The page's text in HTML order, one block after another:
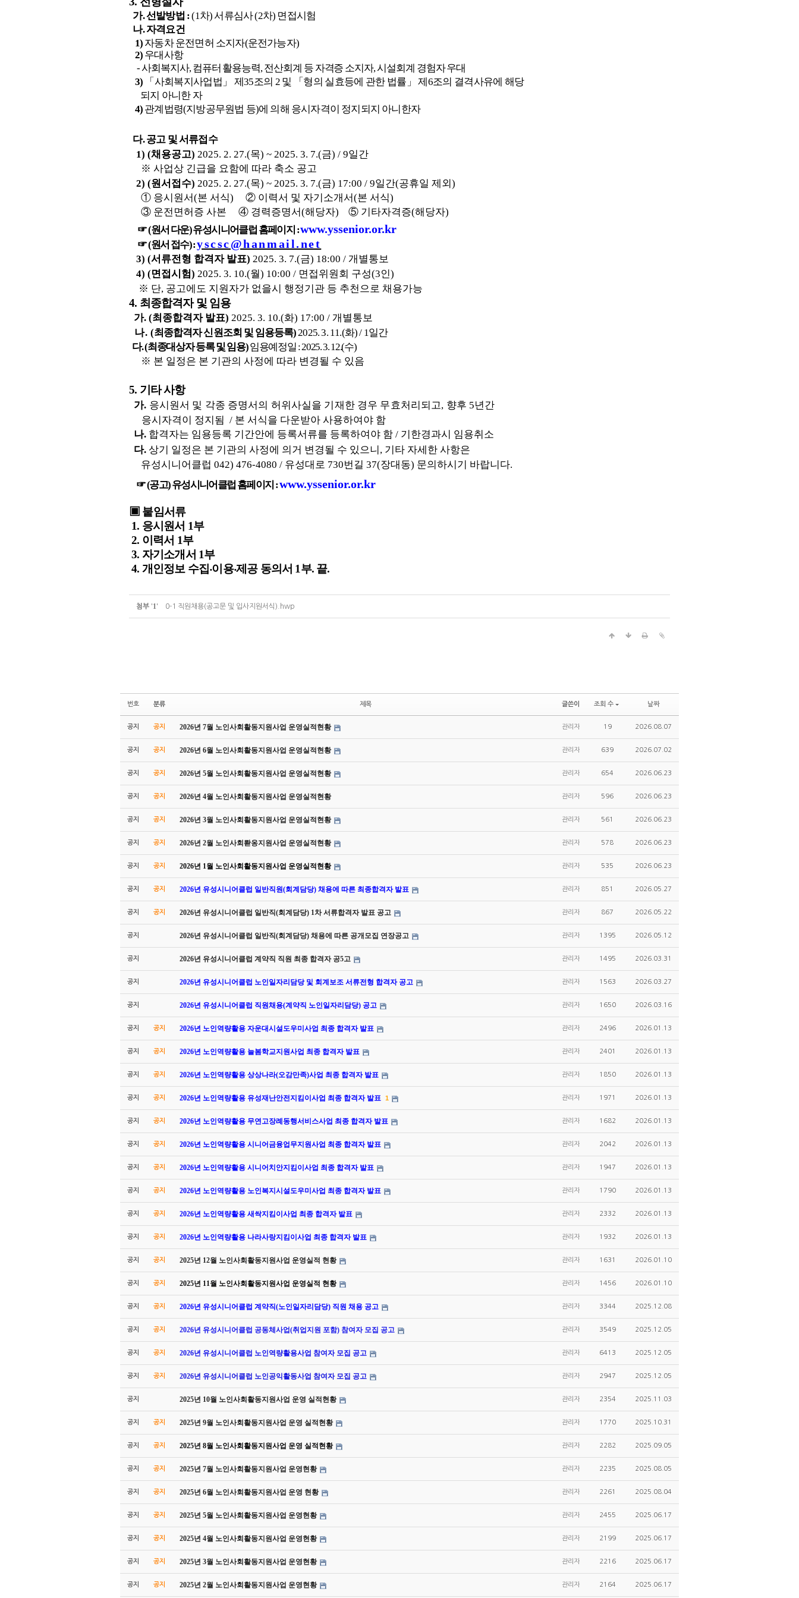
가.선발방법 :(1차) 서류심사(2차) 면접시험
나.자격요건
1) 자동차 운전면허 소지자(운전가능자)
2) 우대사항
-사회복지사,컴퓨터 활용능력,전산회계 등 자격증 소지자,시설회계 경험자 우대
3)
「 사회복지사업법 」 제35조의 2 및 「 형의 실효등에 관한 법률 」제6조의 결격사유에 해당
되지 아니한 자
4) 관계법령(지방공무원법 등)에 의해 응시자격이 정지되지 아니한자
다.공고 및 서류접수
1) (채용공고) 2025. 2. 27.(목) ~ 2025. 3. 7.(금) / 9일간
※ 사업상 긴급을 요함에 따라 축소 공고
2) (원서접수) 2025. 2. 27.(목) ~ 2025. 3. 7.(금) 17:00 / 9일간(공휴일 제외)
① 응시원서(본 서식) ② 이력서 및 자기소개서(본 서식)
③ 운전면허증 사본 ④ 경력증명서(해당자) ⑤ 기타자격증(해당자)
☞(원서 다운)유성시니어클럽 홈페이지 :www.yssenior.or.kr
☞(원서 접수) :yscsc@hanmail.net
3) (서류전형 합격자 발표) 2025. 3. 7.(금) 18:00 / 개별통보
4) (면접시험) 2025. 3. 10.(월) 10:00 / 면접위원회 구성(3인)
※ 단, 공고에도 지원자가 없을시 행정기관 등 추천으로 채용가능
4. 최종합격자 및 임용
가. (최종합격자 발표) 2025. 3. 10.(화) 17:00 / 개별통보
나. (최 종합격자 신원조회 및 임용등록)2025. 3. 11.(화) / 1일간
다. (최종대상자 등록 및 임용)임용예정일 : 2025. 3. 12.(수)
※ 본 일정은 본 기관의 사정에 따라 변경될 수 있음
5. 기타 사항
가. 응시원서 및 각종 증명서의 허위사실을 기재한 경우 무효처리되고, 향후 5년간
응시자격이 정지됨 / 본 서식을 다운받아 사용하여야 함
나. 합격자는 임용등록 기간안에 등록서류를 등록하여야 함 / 기한경과시 임용취소
다. 상기 일정은 본 기관의 사정에 의거 변경될 수 있으니 , 기타 자세한 사항은
유성시니어클럽 042) 476-4080 / 유성대로 730번길 37(장대동) 문의하시기 바랍니다.
☞(공고)유성시니어클럽 홈페이지 :www.yssenior.or.kr
▣ 붙임서류
1. 응시원서 1부
2. 이력서 1부
3. 자기소개서 1부
4. 개인정보 수집⸳이용⸳제공 동의서 1부. 끝.
첨부 '1' 0-1 직원채용(공고문 및 입사지원서식).hwp
번호 분류 제목 글쓴이 조회 수 날짜
공지 공지 2026년 7월 노인사회활동지원사업 운영실적현황 관리자 19 2026.08.07
공지 공지 2026년 6월 노인사회활동지원사업 운영실적현황 관리자 639 2026.07.02
공지 공지 2026년 5월 노인사회활동지원사업 운영실적현황 관리자 654 2026.06.23
공지 공지 2026년 4월 노인사회활동지원사업 운영실적현황 관리자 596 2026.06.23
공지 공지 2026년 3월 노인사회활동지원사업 운영실적현황 관리자 561 2026.06.23
공지 공지 2026년 2월 노인사회롿옹지원사업 운영실적현황 관리자 578 2026.06.23
공지 공지 2026년 1월 노인사회활동지원사업 운영실적현황 관리자 535 2026.06.23
공지 공지 2026년 유성시니어클럽 일반직원(회계담당) 채용에 따른 최종합격자 발표 관리자 851 2026.05.27
공지 공지 2026년 유성시니어클럽 일반직(회계담당) 1차 서류합격자 발표 공고 관리자 867 2026.05.22
공지 2026년 유성시니어클럽 일반직(회계담당) 채용에 따른 공개모집 연장공고 관리자 1395 2026.05.12
공지 2026년 유성시니어클럽 계약직 직원 최종 합격자 공5고 관리자 1495 2026.03.31
공지 2026년 유성시니어클럽 노인일자리담당 및 회계보조 서류전형 합격자 공고 관리자 1563 2026.03.27
공지 2026년 유성시니어클럽 직원채용(계약직 노인일자리담당) 공고 관리자 1650 2026.03.16
공지 공지 2026년 노인역량활용 자운대시설도우미사업 최종 합격자 발표 관리자 2496 2026.01.13
공지 공지 2026년 노인역량활용 늘봄학교지원사업 최종 합격자 발표 관리자 2401 2026.01.13
공지 공지 2026년 노인역량활용 상상나라(오감만족)사업 최종 합격자 발표 관리자 1850 2026.01.13
공지 공지 2026년 노인역량활용 유성재난안전지킴이사업 최종 합격자 발표 1 관리자 1971 2026.01.13
공지 공지 2026년 노인역량활용 무연고장례동행서비스사업 최종 합격자 발표 관리자 1682 2026.01.13
공지 공지 2026년 노인역량활용 시니어금융업무지원사업 최종 합격자 발표 관리자 2042 2026.01.13
공지 공지 2026년 노인역량활용 시니어치안지킴이사업 최종 합격자 발표 관리자 1947 2026.01.13
공지 공지 2026년 노인역량활용 노인복지시설도우미사업 최종 합격자 발표 관리자 1790 2026.01.13
공지 공지 2026년 노인역량활용 새싹지킴이사업 최종 합격자 발표 관리자 2332 2026.01.13
공지 공지 2026년 노인역량활용 나라사랑지킴이사업 최종 합격자 발표 관리자 1932 2026.01.13
공지 공지 2025년 12월 노인사회활동지원사업 운영실적 현황 관리자 1631 2026.01.10
공지 공지 2025년 11월 노인사회활동지원사업 운영실적 현황 관리자 1456 2026.01.10
공지 공지 2026년 유성시니어클럽 계약직(노인일자리담당) 직원 채용 공고 관리자 3344 2025.12.08
공지 공지 2026년 유성시니어클럽 공동체사업(취업지원 포함) 참여자 모집 공고 관리자 3549 2025.12.05
공지 공지 2026년 유성시니어클럽 노인역량활용사업 참여자 모집 공고 관리자 6413 2025.12.05
공지 공지 2026년 유성시니어클럽 노인공익활동사업 참여자 모집 공고 관리자 2947 2025.12.05
공지 2025년 10월 노인사회활동지원사업 운영 실적현황 관리자 2354 2025.11.03
공지 공지 2025년 9월 노인사회활동지원사업 운영 실적현황 관리자 1770 2025.10.31
공지 공지 2025년 8월 노인사회활동지원사업 운영 실적현황 관리자 2282 2025.09.05
공지 공지 2025년 7월 노인사회활동지원사업 운영현황 관리자 2235 2025.08.05
공지 공지 2025년 6월 노인사회활동지원사업 운영 현황 관리자 2261 2025.08.04
공지 공지 2025년 5월 노인사회활동지원사업 운영현황 관리자 2455 2025.06.17
공지 공지 2025년 4월 노인사회활동지원사업 운영현황 관리자 2199 2025.06.17
공지 공지 2025년 3월 노인사회활동지원사업 운영현황 관리자 2216 2025.06.17
공지 공지 2025년 2월 노인사회활동지원사업 운영현황 관리자 2164 2025.06.17